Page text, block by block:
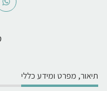
תיאור, מפרט ומידע כללי